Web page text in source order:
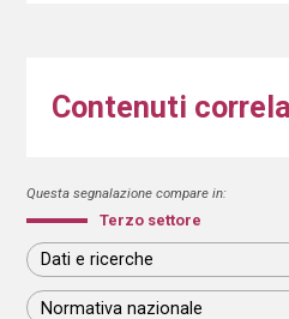
Contenuti
Questa segnalazione compare in:
Terzo settore
Dati e ricerche
Normativa nazionale